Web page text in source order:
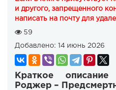
и другого, запрещенного
написать на почту для
59
Добавлено: 14 июнь 2026
Краткое
Роджер –